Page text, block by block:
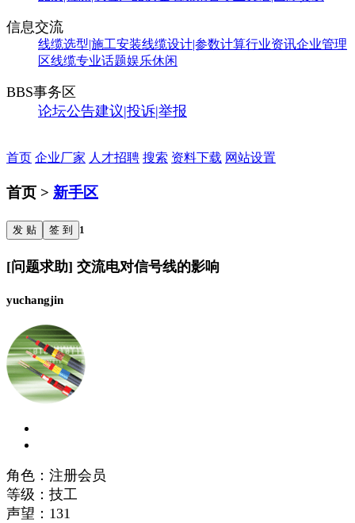
信息交流
线缆选型|施工安装线缆设计|参数计算行业资讯企业管理
区线缆专业话题娱乐休闲
BBS事务区
论坛公告建议|投诉|举报
首页 企业厂家 人才招聘 搜索 资料下载 网站设置
首页 > 新手区
发 贴 签 到 1
[问题求助] 交流电对信号线的影响
yuchangjin
角色：注册会员
等级：技工
声望： 131